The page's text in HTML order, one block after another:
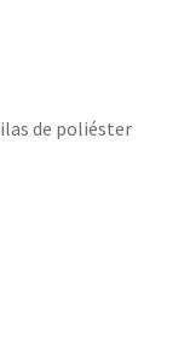
de poliéster